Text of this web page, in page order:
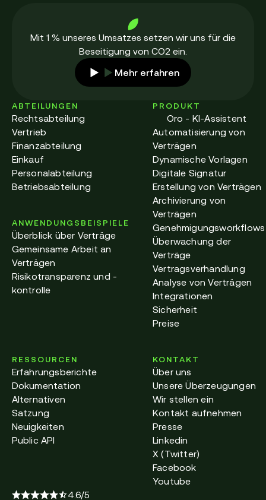
Mit 1 % unseres Umsatzes setzen wir uns für die
Beseitigung von CO2 ein.
Mehr erfahren
ANWENDUNGSBEISPIELE
Überblick über Verträge
Gemeinsame Arbeit an
Verträgen
Risikotransparenz und -
kontrolle
ABTEILUNGEN
Rechtsabteilung
Vertrieb
Finanzabteilung
Einkauf
Personalabteilung
Betriebsabteilung
PRODUKT
Oro - KI-Assistent
Automatisierung von
Verträgen
Dynamische Vorlagen
Digitale Signatur
Erstellung von Verträgen
Archivierung von
Verträgen
Genehmigungsworkflows
Überwachung der
Verträge
Vertragsverhandlung
Analyse von Verträgen
Integrationen
Sicherheit
Preise
RESSOURCEN
Erfahrungsberichte
Dokumentation
Alternativen
Satzung
Neuigkeiten
Public API
KONTAKT
Über uns
Unsere Überzeugungen
Wir stellen ein
Kontakt aufnehmen
Presse
Linkedin
X (Twitter)
Facebook
Youtube
4.6/5